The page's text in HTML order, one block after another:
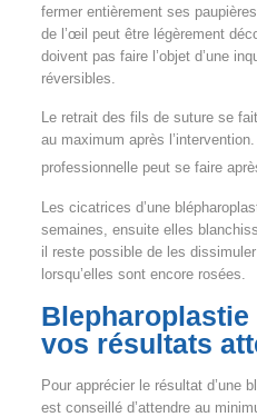
fermer entièrement ses
de l’œil peut être légèrement
doivent pas faire l’objet d’une
réversibles.
Le retrait des fils de suture se
au maximum après
professionnelle peut se faire
Les cicatrices d’une
semaines, ensuite elles
il reste possible de les
lorsqu’elles sont encore rosées.
vos résultats
Pour apprécier le résultat d’une
est conseillé d’attendre au